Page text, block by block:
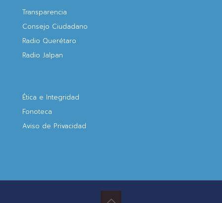
Transparencia
Consejo Ciudadano
Radio Querétaro
Radio Jalpan
Ética e Integridad
Fonoteca
Aviso de Privacidad